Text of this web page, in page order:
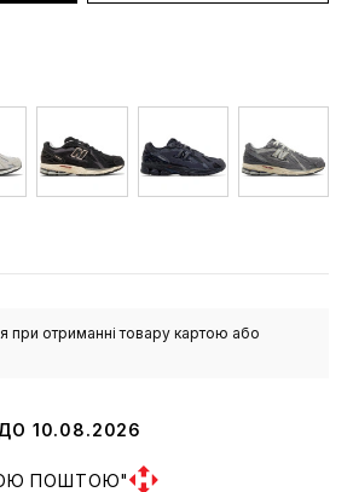
при отриманні товару картою або
10.08.2026
ПОШТОЮ"